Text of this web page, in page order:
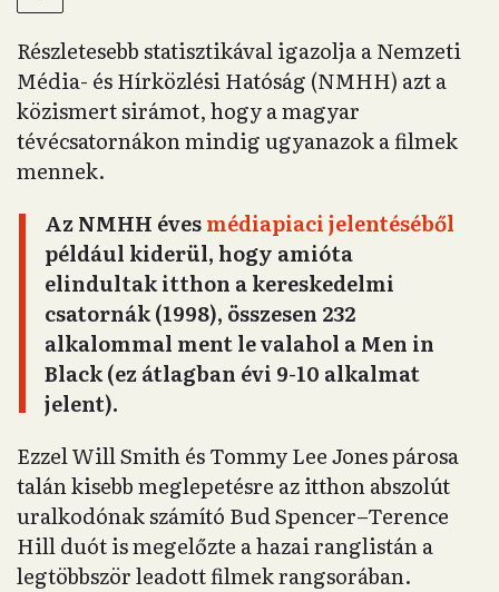
Részletesebb statisztikával igazolja a Nemzeti
Média- és Hírközlési Hatóság (NMHH) azt a
közismert sirámot, hogy a magyar
tévécsatornákon mindig ugyanazok a filmek
mennek.
Az NMHH évesmédiapiaci jelentéséből
például kiderül, hogy amióta
elindultak itthon a kereskedelmi
csatornák (1998), összesen 232
alkalommal ment le valahol a Men in
Black (ez átlagban évi 9-10 alkalmat
jelent).
Ezzel Will Smith és Tommy Lee Jones párosa
talán kisebb meglepetésre az itthon abszolút
uralkodónak számító Bud Spencer–Terence
Hill duót is megelőzte a hazai ranglistán a
legtöbbször leadott filmek rangsorában.